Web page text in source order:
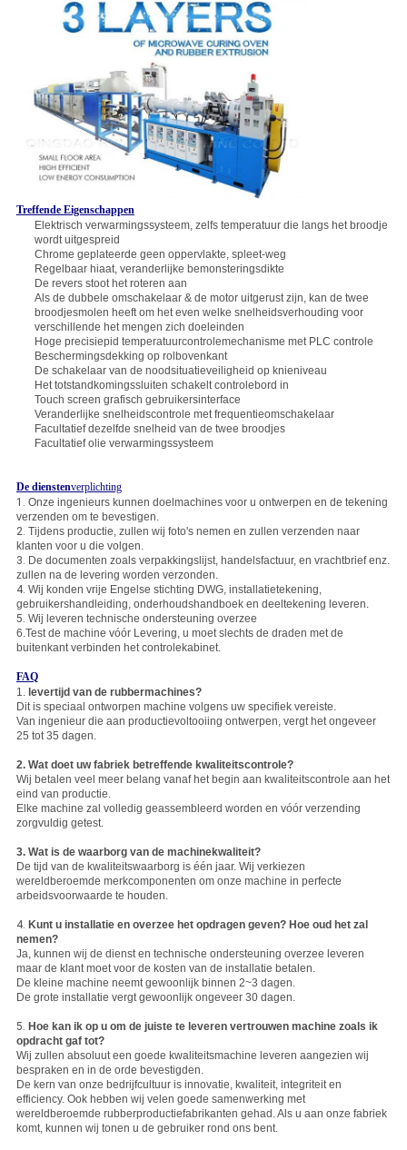
Treffende Eigenschappen
Elektrisch verwarmingssysteem, zelfs temperatuur die langs het broodje
wordt uitgespreid
Chrome geplateerde geen oppervlakte, spleet-weg
Regelbaar hiaat, veranderlijke bemonsteringsdikte
De revers stoot het roteren aan
Als de dubbele omschakelaar & de motor uitgerust zijn, kan de twee
broodjesmolen heeft om het even welke snelheidsverhouding voor
verschillende het mengen zich doeleinden
Hoge precisiepid temperatuurcontrolemechanisme met PLC controle
Beschermingsdekking op rolbovenkant
De schakelaar van de noodsituatieveiligheid op knieniveau
Het totstandkomingssluiten schakelt controlebord in
Touch screen grafisch gebruikersinterface
Veranderlijke snelheidscontrole met frequentieomschakelaar
Facultatief dezelfde snelheid van de twee broodjes
Facultatief olie verwarmingssysteem
De dienstenverplichting
1. Onze ingenieurs kunnen doelmachines voor u ontwerpen en de tekening
verzenden om te bevestigen.
2. Tijdens productie, zullen wij foto's nemen en zullen verzenden naar
klanten voor u die volgen.
3. De documenten zoals verpakkingslijst, handelsfactuur, en vrachtbrief enz.
zullen na de levering worden verzonden.
4. Wij konden vrije Engelse stichting DWG, installatietekening,
gebruikershandleiding, onderhoudshandboek en deeltekening leveren.
5. Wij leveren technische ondersteuning overzee
6.Test de machine vóór Levering, u moet slechts de draden met de
buitenkant verbinden het controlekabinet.
FAQ
1. levertijd van de rubbermachines?
Dit is speciaal ontworpen machine volgens uw specifiek vereiste.
Van ingenieur die aan productievoltooiing ontwerpen, vergt het ongeveer
25 tot 35 dagen.
2. Wat doet uw fabriek betreffende kwaliteitscontrole?
Wij betalen veel meer belang vanaf het begin aan kwaliteitscontrole aan het
eind van productie.
Elke machine zal volledig geassembleerd worden en vóór verzending
zorgvuldig getest.
3. Wat is de waarborg van de machinekwaliteit?
De tijd van de kwaliteitswaarborg is één jaar. Wij verkiezen
wereldberoemde merkcomponenten om onze machine in perfecte
arbeidsvoorwaarde te houden.
4. Kunt u installatie en overzee het opdragen geven? Hoe oud het zal
nemen?
Ja, kunnen wij de dienst en technische ondersteuning overzee leveren
maar de klant moet voor de kosten van de installatie betalen.
De kleine machine neemt gewoonlijk binnen 2~3 dagen.
De grote installatie vergt gewoonlijk ongeveer 30 dagen.
5. Hoe kan ik op u om de juiste te leveren vertrouwen machine zoals ik
opdracht gaf tot?
Wij zullen absoluut een goede kwaliteitsmachine leveren aangezien wij
bespraken en in de orde bevestigden.
De kern van onze bedrijfcultuur is innovatie, kwaliteit, integriteit en
efficiency. Ook hebben wij velen goede samenwerking met
wereldberoemde rubberproductiefabrikanten gehad. Als u aan onze fabriek
komt, kunnen wij tonen u de gebruiker rond ons bent.